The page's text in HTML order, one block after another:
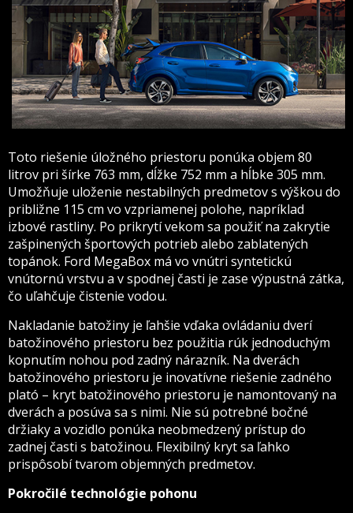
Toto riešenie úložného priestoru ponúka objem 80
litrov pri šírke 763 mm, dĺžke 752 mm a hĺbke 305 mm.
Umožňuje uloženie nestabilných predmetov s výškou do
približne 115 cm vo vzpriamenej polohe, napríklad
izbové rastliny. Po prikrytí vekom sa použiť na zakrytie
zašpinených športových potrieb alebo zablatených
topánok. Ford MegaBox má vo vnútri syntetickú
vnútornú vrstvu a v spodnej časti je zase výpustná zátka,
čo uľahčuje čistenie vodou.
Nakladanie batožiny je ľahšie vďaka ovládaniu dverí
batožinového priestoru bez použitia rúk jednoduchým
kopnutím nohou pod zadný nárazník. Na dverách
batožinového priestoru je inovatívne riešenie zadného
plató – kryt batožinového priestoru je namontovaný na
dverách a posúva sa s nimi. Nie sú potrebné bočné
držiaky a vozidlo ponúka neobmedzený prístup do
zadnej časti s batožinou. Flexibilný kryt sa ľahko
prispôsobí tvarom objemných predmetov.
Pokročilé technológie pohonu